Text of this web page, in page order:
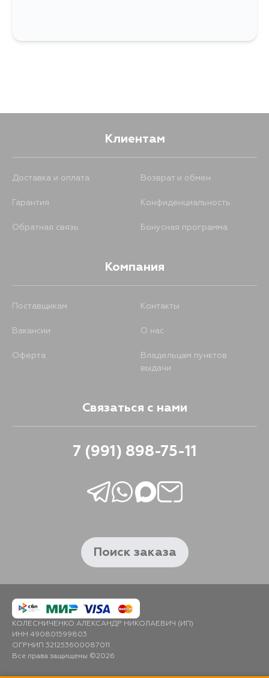
Клиентам
Доставка и оплата Возврат и обмен
Гарантия Конфиденциальность
Обратная связь Бонусная программа
Компания
Поставщикам Контакты
Вакансии О нас
Оферта
Владельцам пунктов
выдачи
Связаться с нами
7 (991) 898-75-11
Поиск заказа
КОЛЕСНИЧЕНКО АЛЕКСАНДР НИКОЛАЕВИЧ (ИП)
ИНН 490801599803
ОГРНИП 321253600087011
Все права защищены ©2026